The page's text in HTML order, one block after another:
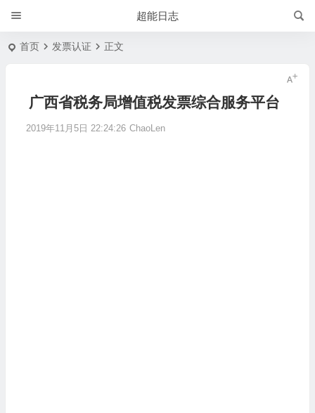
超能日志
首页 发票认证 正文
广西省税务局增值税发票综合服务平台
2019年11月5日 22:24:26 ChaoLen